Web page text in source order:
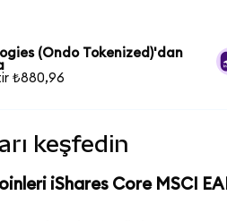
(Ondo Tokenized)'dan
₺880,96
keşfedin
iShares Core MSCI